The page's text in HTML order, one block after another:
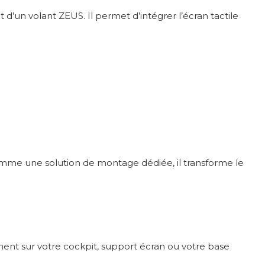
volant ZEUS. Il permet d’intégrer l’écran tactile
une solution de montage dédiée, il transforme le
sur votre cockpit, support écran ou votre base